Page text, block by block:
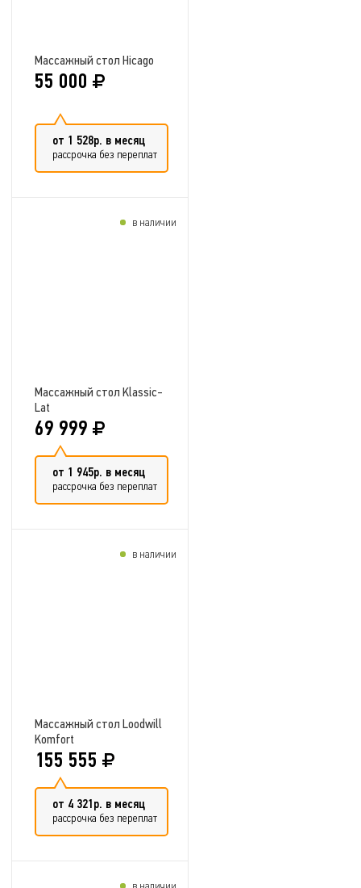
Массажный стол Hicago
55 000
от 1 528р. в месяц
рассрочка без переплат
Массажный стол Klassic-
Lat
69 999
от 1 945р. в месяц
рассрочка без переплат
в наличии
Массажный стол Loodwill
Komfort
155 555
от 4 321р. в месяц
рассрочка без переплат
в наличии